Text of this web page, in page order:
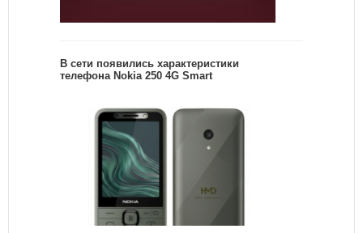
В сети появились характеристики
телефона Nokia 250 4G Smart